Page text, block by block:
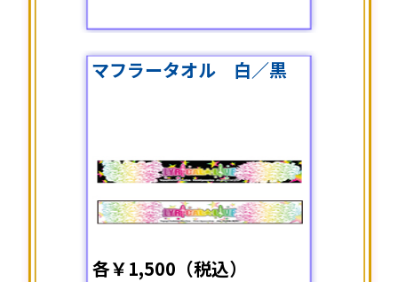
マフラータオル 白／黒
各￥1,500（税込）